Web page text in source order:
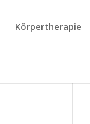
Körpertherapie